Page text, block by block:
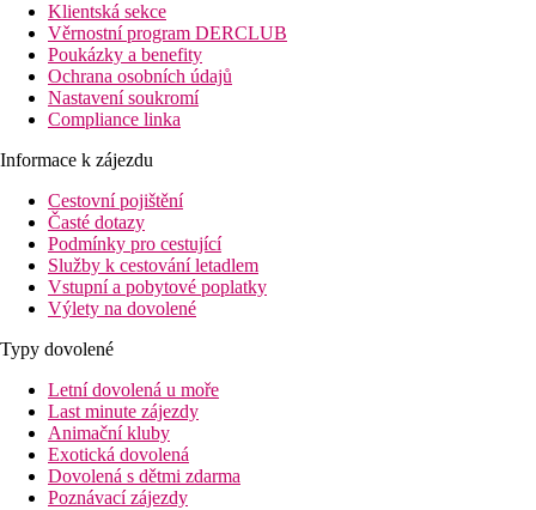
Klientská sekce
Věrnostní program DERCLUB
Poukázky a benefity
Ochrana osobních údajů
Nastavení soukromí
Compliance linka
Informace k zájezdu
Cestovní pojištění
Časté dotazy
Podmínky pro cestující
Služby k cestování letadlem
Vstupní a pobytové poplatky
Výlety na dovolené
Typy dovolené
Letní dovolená u moře
Last minute zájezdy
Animační kluby
Exotická dovolená
Dovolená s dětmi zdarma
Poznávací zájezdy